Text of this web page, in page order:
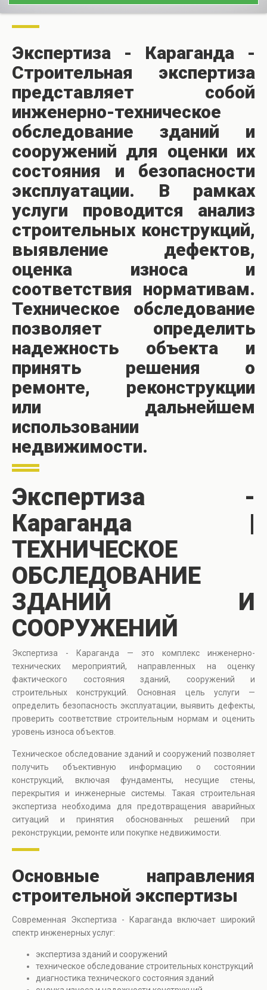
Экспертиза - Караганда -
Строительная экспертиза
представляет собой
инженерно-техническое
обследование зданий и
сооружений для оценки их
состояния и безопасности
эксплуатации. В рамках
услуги проводится анализ
строительных конструкций,
выявление дефектов,
оценка износа и
соответствия нормативам.
Техническое обследование
позволяет определить
надежность объекта и
принять решения о
ремонте, реконструкции
или дальнейшем
использовании
недвижимости.
Экспертиза -
Караганда |
ТЕХНИЧЕСКОЕ
ОБСЛЕДОВАНИЕ
ЗДАНИЙ И
СООРУЖЕНИЙ
Экспертиза - Караганда — это комплекс инженерно-
технических мероприятий, направленных на оценку
фактического состояния зданий, сооружений и
строительных конструкций. Основная цель услуги —
определить безопасность эксплуатации, выявить дефекты,
проверить соответствие строительным нормам и оценить
уровень износа объектов.
Техническое обследование зданий и сооружений позволяет
получить объективную информацию о состоянии
конструкций, включая фундаменты, несущие стены,
перекрытия и инженерные системы. Такая строительная
экспертиза необходима для предотвращения аварийных
ситуаций и принятия обоснованных решений при
реконструкции, ремонте или покупке недвижимости.
Основные направления
строительной экспертизы
Современная Экспертиза - Караганда включает широкий
спектр инженерных услуг:
экспертиза зданий и сооружений
техническое обследование строительных конструкций
диагностика технического состояния зданий